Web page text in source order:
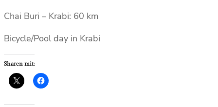
Chai Buri – Krabi: 60 km
Bicycle/Pool day in Krabi
Sharen mit: